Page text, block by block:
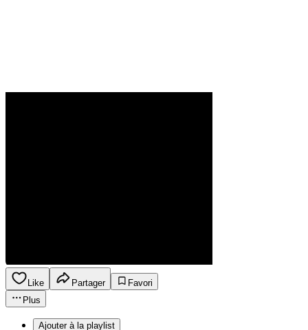
Like Partager
Favori
Plus
Ajouter à la playlist